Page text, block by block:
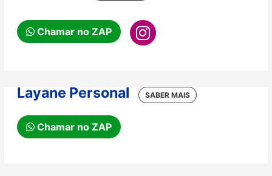
Chamar no ZAP
Layane Personal
Chamar no ZAP